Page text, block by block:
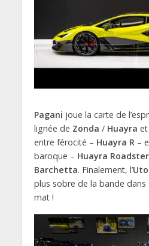
Pagani joue la carte de
lignée de Zonda / Huayra et
entre férocité – Huayra R –
baroque – Huayra
Barchetta. Finalement, l’
plus sobre de la bande
mat !